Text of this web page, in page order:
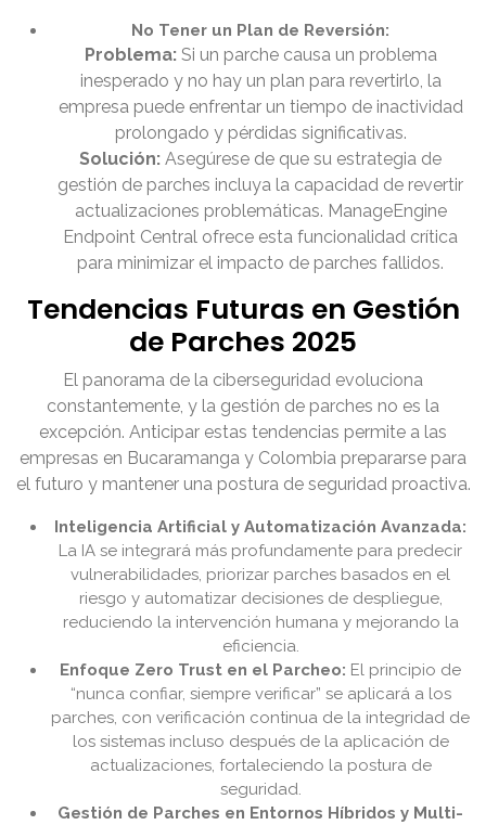
No Tener un Plan de Reversión:
Problema:Si un parche causa un problema
inesperado y no hay un plan para revertirlo, la
empresa puede enfrentar un tiempo de inactividad
prolongado y pérdidas significativas.
Solución: Asegúrese de que su estrategia de
gestión de parches incluya la capacidad de revertir
actualizaciones problemáticas. ManageEngine
Endpoint Central ofrece esta funcionalidad crítica
para minimizar el impacto de parches fallidos.
Tendencias Futuras en Gestión
de Parches 2025
El panorama de la ciberseguridad evoluciona
constantemente, y la gestión de parches no es la
excepción. Anticipar estas tendencias permite a las
empresas en Bucaramanga y Colombia prepararse para
el futuro y mantener una postura de seguridad proactiva.
Inteligencia Artificial y Automatización Avanzada:
La IA se integrará más profundamente para predecir
vulnerabilidades, priorizar parches basados en el
riesgo y automatizar decisiones de despliegue,
reduciendo la intervención humana y mejorando la
eficiencia.
Enfoque Zero Trust en el Parcheo: El principio de
“nunca confiar, siempre verificar” se aplicará a los
parches, con verificación continua de la integridad de
los sistemas incluso después de la aplicación de
actualizaciones, fortaleciendo la postura de
seguridad.
Gestión de Parches en Entornos Híbridos y Multi-